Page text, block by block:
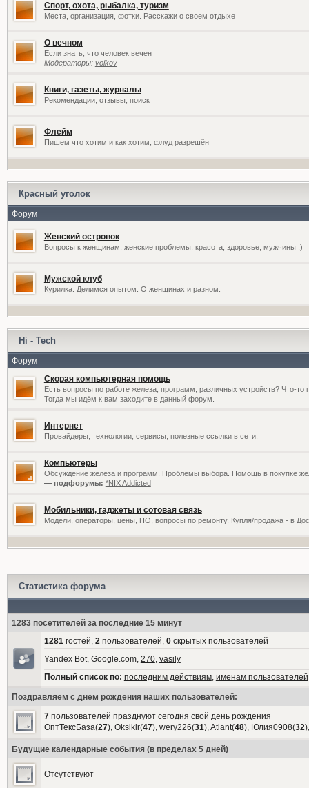
Спорт, охота, рыбалка, туризм
Места, организация, фотки. Расскажи о своем отдыхе
О вечном
Если знать, что человек вечен
Модераторы: volkov
Книги, газеты, журналы
Рекомендации, отзывы, поиск
Флейм
Пишем что хотим и как хотим, флуд разрешён
Красный уголок
Форум
Женский островок
Вопросы к женщинам, женские проблемы, красота, здоровье, мужчины :)
Мужской клуб
Курилка. Делимся опытом. О женщинах и разном.
Hi - Tech
Форум
Скорая компьютерная помощь
Есть вопросы по работе железа, программ, различных устройств? Что-то
Тогдамы идём к вамзаходите в данный форум.
Интернет
Провайдеры, технологии, сервисы, полезные ссылки в сети.
Компьютеры
Обсуждение железа и программ. Проблемы выбора. Помощь в покупке
— подфорумы: *NIX Addicted
Мобильники, гаджеты и сотовая связь
Модели, операторы, цены, ПО, вопросы по ремонту. Купля/продажа - в
Статистика форума
1283 посетителей за последние 15 минут
1281гостей, 2пользователей, 0скрытых пользователей
Yandex Bot, Google.com, 270, vasily
Полный список по: последним действиям, именам пользователей
Поздравляем с днем рождения наших пользователей:
7пользователей празднуют сегодня свой день рождения
ОптТексБаза(27), Oksikir(47), wery226(31),Atlant(48), Юлия0908(32
Будущие календарные события (в пределах 5 дней)
Отсутствуют